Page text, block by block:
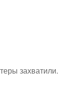
захватили.